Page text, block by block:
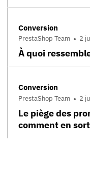
Conversion
PrestaShop Team 2
À quoi
Conversion
PrestaShop Team 2
Le piège des
comment en